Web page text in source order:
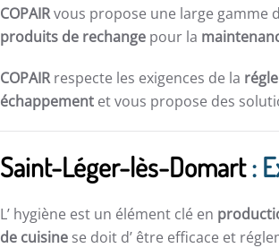
COPAIRvous propose une large gamme
produits de rechange pour la
COPAIRrespecte les exigences de la
échappement et vous propose des
Saint-Léger-lès-Domart:
L’ hygiène est un élément clé en
de cuisine se doit d’ être efficace et